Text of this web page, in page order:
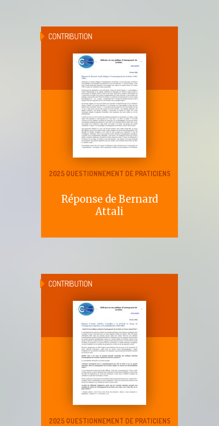
CONTRIBUTION
2025 QUESTIONNEMENT DE PRATICIENS
Réponse de Bernard
Attali
CONTRIBUTION
2025 QUESTIONNEMENT DE PRATICIENS